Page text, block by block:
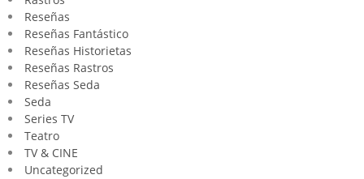
Reseñas
Reseñas Fantástico
Reseñas Historietas
Reseñas Rastros
Reseñas Seda
Seda
Series TV
Teatro
TV & CINE
Uncategorized